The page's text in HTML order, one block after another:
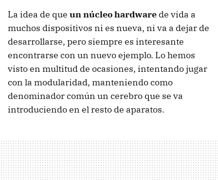
La idea de que un núcleo hardware de vida a
muchos dispositivos ni es nueva, ni va a dejar de
desarrollarse, pero siempre es interesante
encontrarse con un nuevo ejemplo. Lo hemos
visto en multitud de ocasiones, intentando jugar
con la modularidad, manteniendo como
denominador común un cerebro que se va
introduciendo en el resto de aparatos.